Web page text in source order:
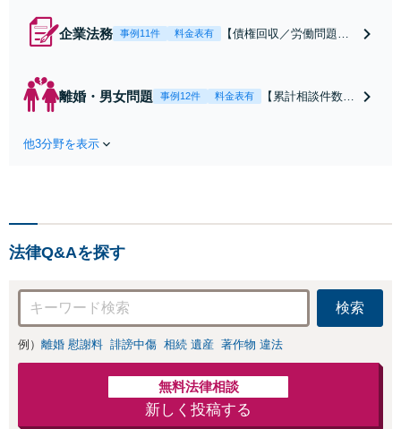
企業法務 事例11件 料金表有
【債権回収／労働問題／
のトラブル・会社内のト
ラブルなど、事後の解決
離婚・男女問題 事例12件 料金表有
【累計相談件数20
様の話を丁寧にう
を正確に読み取り
ます。【東京都在
住以外の方も対
応】
他3分野を表示
法律Q&Aを探す
検索
例） 離婚 慰謝料 誹謗中傷 相続 遺産 著作物 違法
無料法律相談
新しく投稿する